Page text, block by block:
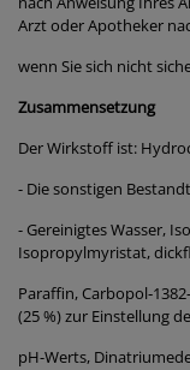
Arzt oder Apotheker
wenn Sie sich nicht
Zusammensetzung
Der Wirkstoff ist:
- Die sonstigen
- Gereinigtes Wasser,
Isopropylmyristat,
Paraffin,
(25 %) zur Einstellung
pH-Werts,